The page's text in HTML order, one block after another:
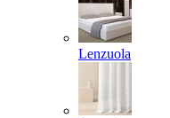
Lenzuola